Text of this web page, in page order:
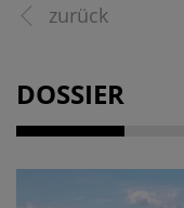
zurück
DOSSIER